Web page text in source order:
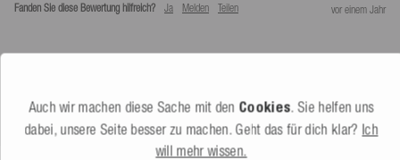
Fanden Sie diese Bewertung hilfreich? Ja Melden Teilen vor einem Jahr
Auch wir machen diese Sache mit den Cookies. Sie helfen uns
dabei, unsere Seite besser zu machen. Geht das für dich klar? Ich
will mehr wissen.